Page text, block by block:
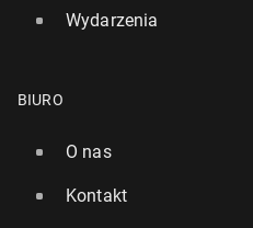
Wydarzenia
BIURO
O nas
Kontakt